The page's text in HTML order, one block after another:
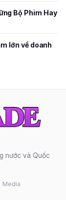
Bộ Phim Hay
lớn về doanh
nước và Quốc
Media